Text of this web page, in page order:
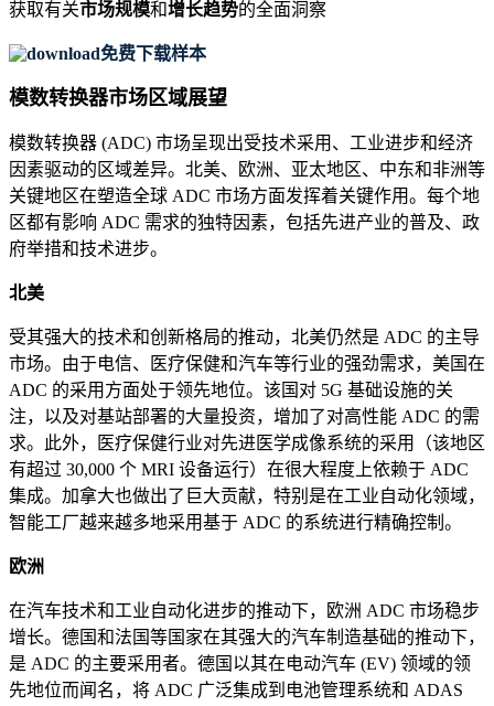
获取有关市场规模和增长趋势的全面洞察
免费下载样本
模数转换器市场区域展望
模数转换器 (ADC) 市场呈现出受技术采用、工业进步和经济
因素驱动的区域差异。北美、欧洲、亚太地区、中东和非洲等
关键地区在塑造全球 ADC 市场方面发挥着关键作用。每个地
区都有影响 ADC 需求的独特因素，包括先进产业的普及、政
府举措和技术进步。
北美
受其强大的技术和创新格局的推动，北美仍然是 ADC 的主导
市场。由于电信、医疗保健和汽车等行业的强劲需求，美国在
ADC 的采用方面处于领先地位。该国对 5G 基础设施的关
注，以及对基站部署的大量投资，增加了对高性能 ADC 的需
求。此外，医疗保健行业对先进医学成像系统的采用（该地区
有超过 30,000 个 MRI 设备运行）在很大程度上依赖于 ADC
集成。加拿大也做出了巨大贡献，特别是在工业自动化领域，
智能工厂越来越多地采用基于 ADC 的系统进行精确控制。
欧洲
在汽车技术和工业自动化进步的推动下，欧洲 ADC 市场稳步
增长。德国和法国等国家在其强大的汽车制造基础的推动下，
是 ADC 的主要采用者。德国以其在电动汽车 (EV) 领域的领
先地位而闻名，将 ADC 广泛集成到电池管理系统和 ADAS